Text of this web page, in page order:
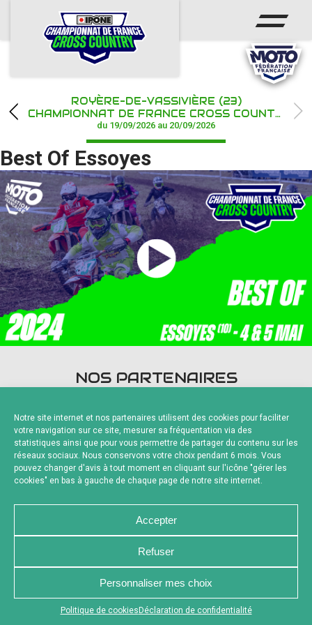
Notre site internet et nos partenaires utilisent des cookies pour faciliter
votre navigation sur ce site, mesurer sa fréquentation via des
statistiques ainsi que pour vous permettre de partager du contenu sur les
réseaux sociaux. Nous conservons votre choix pendant 6 mois. Vous
pouvez changer d'avis à tout moment en cliquant sur l'icône "gérer les
cookies" en bas à gauche de chaque page de notre site internet.
Accepter
Refuser
Personnaliser mes choix
Politique de cookies Déclaration de confidentialité
Appuyez sur le bouton partager en bas de votre
ACCUEIL
ACTUS
CHAMPIONNAT
RÉSULTATS
PHOTOS / WEB TV
PARTENAIRES
ROYÈRE-DE-VASSIVIÈRE (23)
CHAMPIONNAT DE FRANCE CROSS COUNTRY IPONE
du 19/09/2026 au 20/09/2026
Best Of Essoyes
NOS PARTENAIRES
Fournisseurs Officiels
NOUS CONTACTER
MENTIONS LÉGALES
CHARTE DE CONFIDENTIALITÉ
POLITIQUE DE COOKIES
RÉALISÉ PAR L’AGENCE WEB A3 WEB